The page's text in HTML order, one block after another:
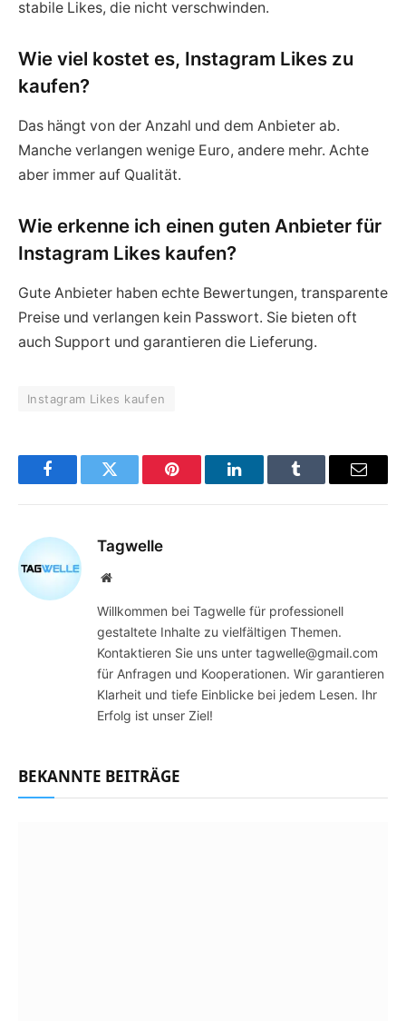
stabile Likes, die nicht verschwinden.
Wie viel kostet es, Instagram Likes zu
kaufen?
Das hängt von der Anzahl und dem Anbieter ab.
Manche verlangen wenige Euro, andere mehr. Achte
aber immer auf Qualität.
Wie erkenne ich einen guten Anbieter für
Instagram Likes kaufen?
Gute Anbieter haben echte Bewertungen, transparente
Preise und verlangen kein Passwort. Sie bieten oft
auch Support und garantieren die Lieferung.
Instagram Likes kaufen
FacebookTwitter Pinterest LinkedInTumblr Email
Tagwelle
Website
Willkommen bei Tagwelle für professionell
gestaltete Inhalte zu vielfältigen Themen.
Kontaktieren Sie uns unter tagwelle@gmail.com
für Anfragen und Kooperationen. Wir garantieren
Klarheit und tiefe Einblicke bei jedem Lesen. Ihr
Erfolg ist unser Ziel!
BEKANNTE BEITRÄGE